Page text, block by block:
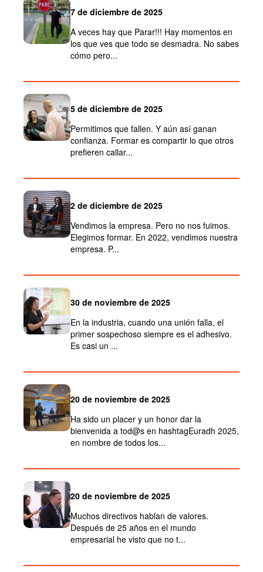
7 de diciembre de 2025
A veces hay que Parar!!! Hay momentos en
los que ves que todo se desmadra. No sabes
cómo pero...
5 de diciembre de 2025
Permitimos que fallen. Y aún así ganan
confianza. Formar es compartir lo que otros
prefieren callar...
2 de diciembre de 2025
Vendimos la empresa. Pero no nos fuimos.
Elegimos formar. En 2022, vendimos nuestra
empresa. P...
30 de noviembre de 2025
En la industria, cuando una unión falla, el
primer sospechoso siempre es el adhesivo.
Es casi un ...
20 de noviembre de 2025
Ha sido un placer y un honor dar la
bienvenida a tod@s en hashtagEuradh 2025,
en nombre de todos los...
20 de noviembre de 2025
Muchos directivos hablan de valores.
Después de 25 años en el mundo
empresarial he visto que no t...